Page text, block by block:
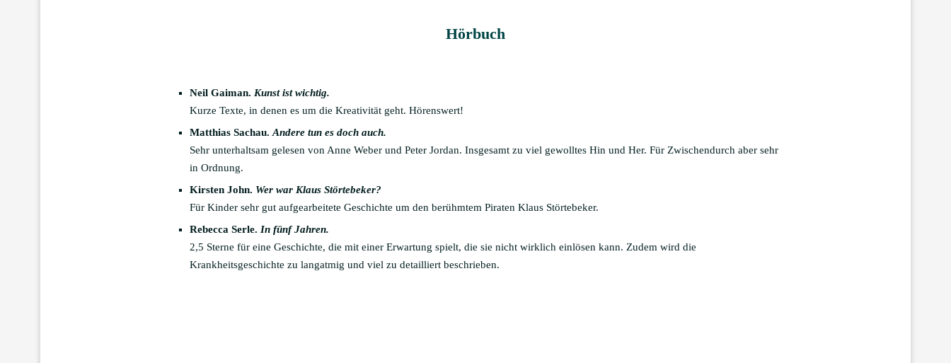
Hörbuch
Neil Gaiman. Kunst ist wichtig.
Kurze Texte, in denen es um die Kreativität geht. Hörenswert!
Matthias Sachau.Andere tun es doch auch.
Sehr unterhaltsam gelesen von Anne Weber und Peter Jordan. Insgesamt zu viel gewolltes Hin und Her. Für Zwischendurch aber sehr
in Ordnung.
Kirsten John. Wer war Klaus Störtebeker?
Für Kinder sehr gut aufgearbeitete Geschichte um den berühmtem Piraten Klaus Störtebeker.
Rebecca Serle. In fünf Jahren.
2,5 Sterne für eine Geschichte, die mit einer Erwartung spielt, die sie nicht wirklich einlösen kann. Zudem wird die
Krankheitsgeschichte zu langatmig und viel zu detailliert beschrieben.